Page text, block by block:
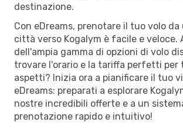
destinazione.
Con eDreams, prenotare il tuo volo
città verso Kogalym è facile e veloce.
dell'ampia gamma di opzioni di volo
trovare l'orario e la tariffa perfetti per
aspetti? Inizia ora a pianificare il tuo
eDreams: preparati a esplorare
nostre incredibili offerte e a un
prenotazione rapido e intuitivo!